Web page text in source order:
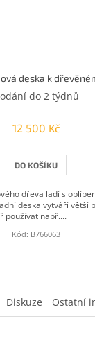
deska k
do 2 týdnů
12 500 Kč
DO KOŠÍKU
dřeva ladí s
deska vytváří větší
používat např....
Kód: B766063
Diskuze Ostatní